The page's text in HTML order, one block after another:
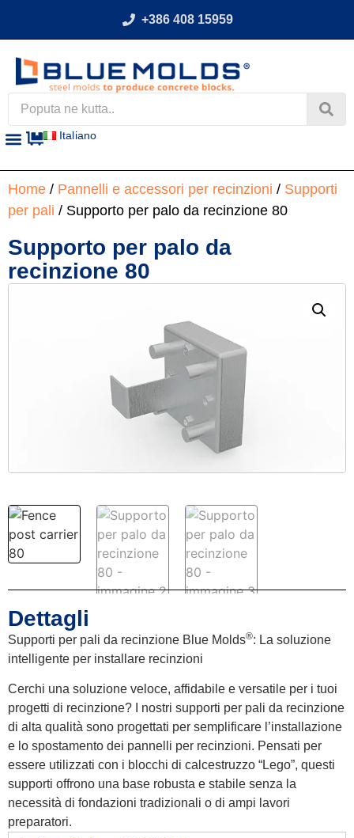
+386 408 15959
Italiano
Home / Pannelli e accessori per recinzioni / Supporti
per pali / Supporto per palo da recinzione 80
Supporto per palo da
recinzione 80
Dettagli
Supporti per pali da recinzione Blue Molds®: La soluzione
intelligente per installare recinzioni
Cerchi una soluzione veloce, affidabile e versatile per i tuoi
progetti di recinzione? I nostri supporti per pali da recinzione
di alta qualità sono progettati per semplificare l’installazione
e lo spostamento dei pannelli per recinzioni. Pensati per
essere utilizzati con i blocchi di calcestruzzo “Lego”, questi
supporti offrono una base robusta e stabile senza la
necessità di fondazioni tradizionali o di ampi lavori
preparatori.